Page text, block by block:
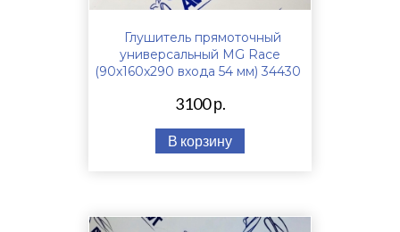
Глушитель прямоточный
универсальный MG Race
(90x160x290 входа 54 мм) 34430
3100 р.
В корзину